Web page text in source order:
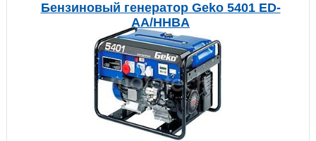
Бензиновый генератор Geko 5401 ED-
AА/HHBA